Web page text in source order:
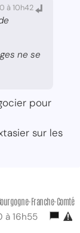
à 10h42
ne se
pour
sur les
Franche-Comté
à 16h55